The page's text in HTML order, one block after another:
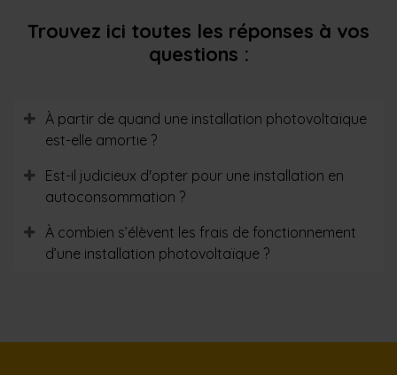
Trouvez ici toutes les réponses à vos
questions :
À partir de quand une installation photovoltaïque
est-elle amortie ?
Est-il judicieux d'opter pour une installation en
autoconsommation ?
À combien s’élèvent les frais de fonctionnement
d’une installation photovoltaïque ?